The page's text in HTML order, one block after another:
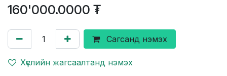
160'000.0000 ₮
Сагсанд нэмэх
Хүслийн жагсаалтанд нэмэх